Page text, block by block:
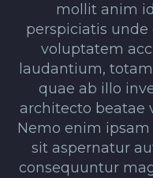
mollit anim
perspiciatis
voluptatem
laudantium,
quae ab illo
architecto beatae
Nemo enim
sit aspernatur
consequuntur